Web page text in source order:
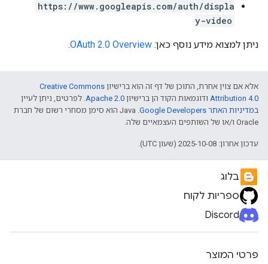
https://www.googleapis.com/auth/displa
y-video
ניתן למצוא מידע נוסף כאן: OAuth 2.0 Overview
.
אלא אם צוין אחרת, התוכן של דף זה הוא ברישיון Creative Commons
Attribution 4.0 ודוגמאות הקוד הן ברישיון Apache 2.0. לפרטים, ניתן לעיין
במדיניות האתר Google Developers‏
.‏ Java הוא סימן מסחרי רשום של חברת
Oracle ו/או של השותפים העצמאיים שלה.
עדכון אחרון: 2025-10-08 (שעון UTC).
בלוג
ספריות לקוח
Discord
פרטי המוצר